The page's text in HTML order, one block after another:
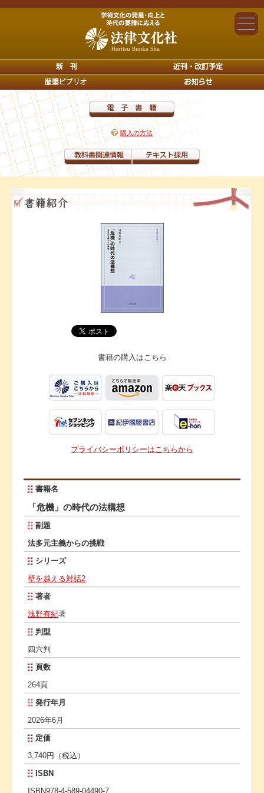
購入の方法
書籍の購入はこちら
プライバシーポリシーはこちらから
書籍名
「危機」の時代の法構想
副題
法多元主義からの挑戦
シリーズ
壁を越える対話2
著者
浅野有紀著
判型
四六判
頁数
264頁
発行年月
2026年6月
定価
3,740円（税込）
ISBN
ISBN978-4-589-04490-7